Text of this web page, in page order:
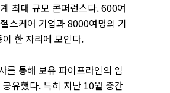
최대 규모 콘퍼런스다. 600여
스케어 기업과 8000여명의 기
한 자리에 모인다.
를 통해 보유 파이프라인의 임
유했다. 특히 지난 10월 중간